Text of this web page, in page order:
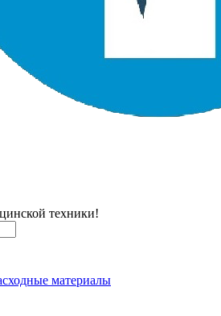
техники!
материалы